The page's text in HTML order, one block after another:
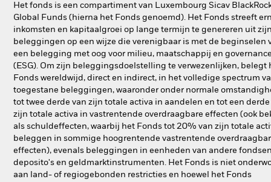
Het fonds is een compartiment van Luxembourg Sicav
Global Funds (hierna het Fonds genoemd). Het Fonds streeft
inkomsten en kapitaalgroei op lange termijn te genereren uit
beleggingen op een wijze die verenigbaar is met de beginselen
een belegging met oog voor milieu, maatschappij en
(ESG). Om zijn beleggingsdoelstelling te verwezenlijken, belegt
Fonds wereldwijd, direct en indirect, in het volledige spectrum
toegestane beleggingen, waaronder onder normale
tot twee derde van zijn totale activa in aandelen en tot een derde
zijn totale activa in vastrentende overdraagbare effecten (ook
als schuldeffecten, waarbij het Fonds tot 20% van zijn totale
beleggen in sommige hoogrentende vastrentende
effecten), evenals beleggingen in eenheden van andere
deposito's en geldmarktinstrumenten. Het Fonds is niet
aan land- of regiogebonden restricties en hoewel het Fonds